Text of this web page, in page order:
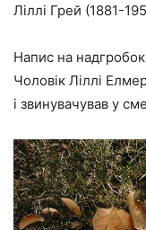
Ліллі Грей (1881-
Напис на
Чоловік Ліллі
і звинувачував у